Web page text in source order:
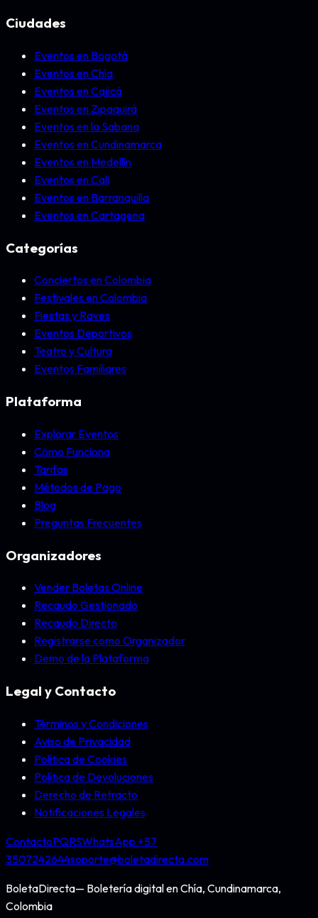
Ciudades
Eventos en Bogotá
Eventos en Chía
Eventos en Cajicá
Eventos en Zipaquirá
Eventos en la Sabana
Eventos en Cundinamarca
Eventos en Medellín
Eventos en Cali
Eventos en Barranquilla
Eventos en Cartagena
Categorías
Conciertos en Colombia
Festivales en Colombia
Fiestas y Raves
Eventos Deportivos
Teatro y Cultura
Eventos Familiares
Plataforma
Explorar Eventos
Cómo Funciona
Tarifas
Métodos de Pago
Blog
Preguntas Frecuentes
Organizadores
Vender Boletas Online
Recaudo Gestionado
Recaudo Directo
Registrarse como Organizador
Demo de la Plataforma
Legal y Contacto
Términos y Condiciones
Aviso de Privacidad
Política de Cookies
Política de Devoluciones
Derecho de Retracto
Notificaciones Legales
ContactoPQRSWhatsApp +57
3507242644soporte@boletadirecta.com
BoletaDirecta— Boletería digital enChía, Cundinamarca,
Colombia